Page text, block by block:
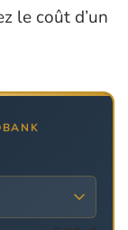
le coût d’un